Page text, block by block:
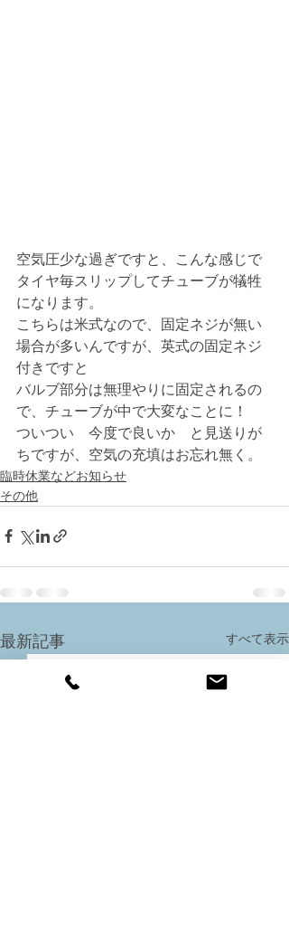
空気圧少な過ぎですと、こんな感じで
タイヤ毎スリップしてチューブが犠牲
になります。
こちらは米式なので、固定ネジが無い
場合が多いんですが、英式の固定ネジ
付きですと
バルブ部分は無理やりに固定されるの
で、チューブが中で大変なことに！
ついつい　今度で良いか　と見送りが
ちですが、空気の充填はお忘れ無く。
臨時休業などお知らせ
その他
最新記事 すべて表示